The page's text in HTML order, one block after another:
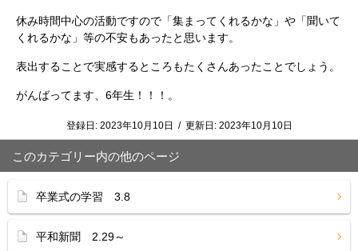
休み時間中心の活動ですので「集まってくれるかな」や「聞いて
くれるかな」等の不安もあったと思います。
表出することで実感するところもたくさんあったことでしょう。
がんばってます、6年生！！！。
登録日: 2023年10月10日 / 更新日: 2023年10月10日
このカテゴリー内の他のページ
卒業式の学習 3.8
平和新聞 2.29～